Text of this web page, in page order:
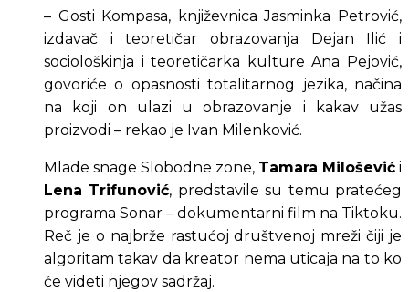
– Gosti Kompasa, književnica Jasminka Petrović,
izdavač i teoretičar obrazovanja Dejan Ilić i
sociološkinja i teoretičarka kulture Ana Pejović,
govoriće o opasnosti totalitarnog jezika, načina
na koji on ulazi u obrazovanje i kakav užas
proizvodi – rekao je Ivan Milenković.
Mlade snage Slobodne zone, Tamara Milošević
Lena Trifunović, predstavile su temu pratećeg
programa Sonar – dokumentarni film na Tiktoku.
Reč je o najbrže rastućoj društvenoj mreži čiji je
algoritam takav da kreator nema uticaja na to ko
će videti njegov sadržaj.